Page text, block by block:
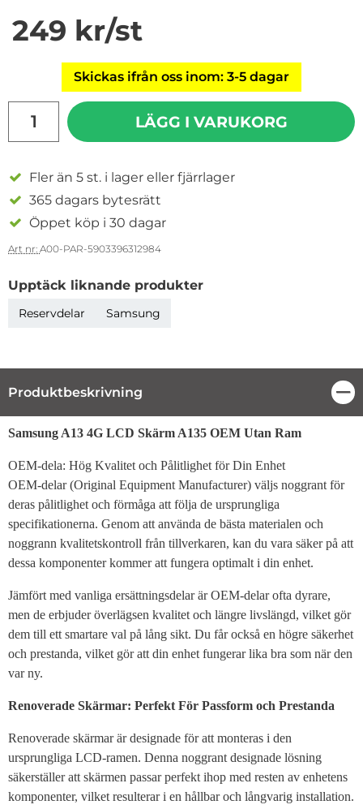
pris
249 kr/st
Skickas ifrån oss inom: 3-5 dagar
LÄGG I VARUKORG
Fler än 5 st. i lager eller fjärrlager
365 dagars bytesrätt
Öppet köp i 30 dagar
Art nr: A00-PAR-5903396312984
Upptäck liknande produkter
Reservdelar Samsung
Produktbeskrivning
Produktbeskrivning
Samsung A13 4G LCD Skärm A135 OEM Utan Ram
OEM-dela: Hög Kvalitet och Pålitlighet för Din Enhet
OEM-delar (Original Equipment Manufacturer) väljs noggrant för
deras pålitlighet och förmåga att följa de ursprungliga
specifikationerna. Genom att använda de bästa materialen och
noggrann kvalitetskontroll från tillverkaren, kan du vara säker på att
dessa komponenter kommer att fungera optimalt i din enhet.
Jämfört med vanliga ersättningsdelar är OEM-delar ofta dyrare,
men de erbjuder överlägsen kvalitet och längre livslängd, vilket gör
dem till ett smartare val på lång sikt. Du får också en högre säkerhet
och prestanda, vilket gör att din enhet fungerar lika bra som när den
var ny.
Renoverade Skärmar: Perfekt För Passform och Prestanda
Renoverade skärmar är designade för att monteras i den
ursprungliga LCD-ramen. Denna noggrant designade lösning
säkerställer att skärmen passar perfekt ihop med resten av enhetens
komponenter, vilket resulterar i en hållbar och långvarig installation.